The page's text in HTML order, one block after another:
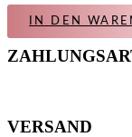
IN DEN
VERSAND